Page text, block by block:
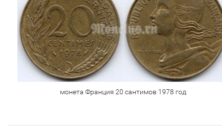
монета Франция 20 сантимов 1978 год